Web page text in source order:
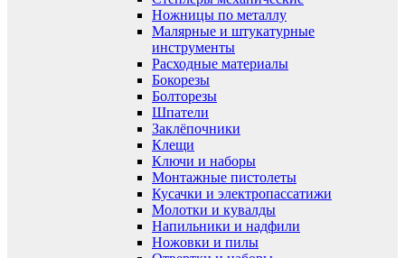
Ножницы по металлу
Малярные и штукатурные
инструменты
Расходные материалы
Бокорезы
Болторезы
Шпатели
Заклёпочники
Клещи
Ключи и наборы
Монтажные пистолеты
Кусачки и электропассатижи
Молотки и кувалды
Напильники и надфили
Ножовки и пилы